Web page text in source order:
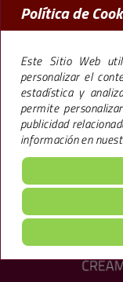
La marca Premier,
Barcelona , lleva más de
ha llevado a construir más
locales ofreciendo
aviso legal·
Política de
Este Sitio Web
personalizar el
estadística y
permite
publicidad
información en